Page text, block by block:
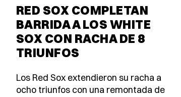
RED SOX COMPLETAN
BARRIDA A LOS WHITE
SOX CON RACHA DE 8
TRIUNFOS
Los Red Sox extendieron su racha a
ocho triunfos con una remontada de